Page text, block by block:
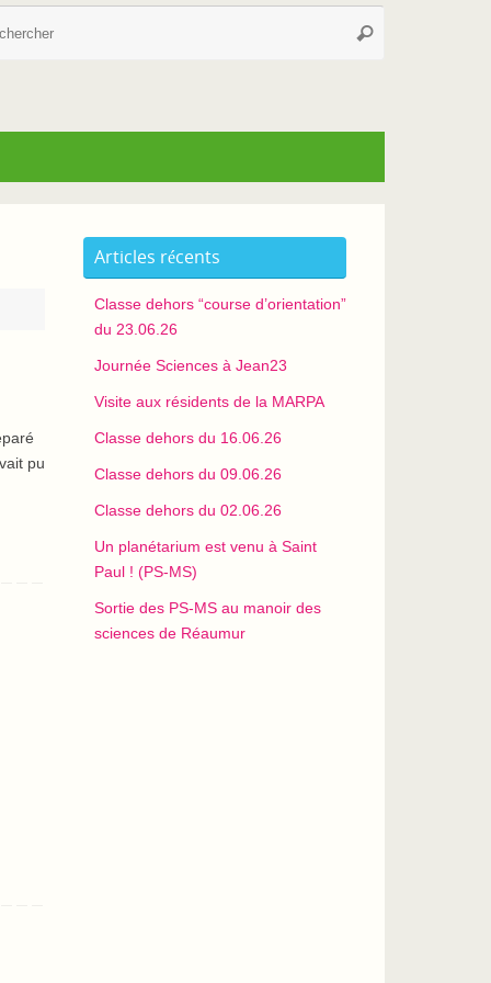
Rechercher
pu
Articles récents
Classe dehors “course d’orientation”
du 23.06.26
Journée Sciences à Jean23
Visite aux résidents de la MARPA
Classe dehors du 16.06.26
Classe dehors du 09.06.26
Classe dehors du 02.06.26
Un planétarium est venu à Saint
Paul ! (PS-MS)
Sortie des PS-MS au manoir des
sciences de Réaumur